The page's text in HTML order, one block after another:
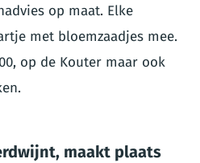
op maat. Elke
met bloemzaadjes mee.
op de Kouter maar ook
maakt plaats